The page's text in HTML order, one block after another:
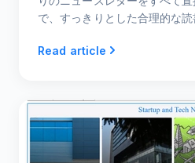
で、すっきりとした合理的な
Read article